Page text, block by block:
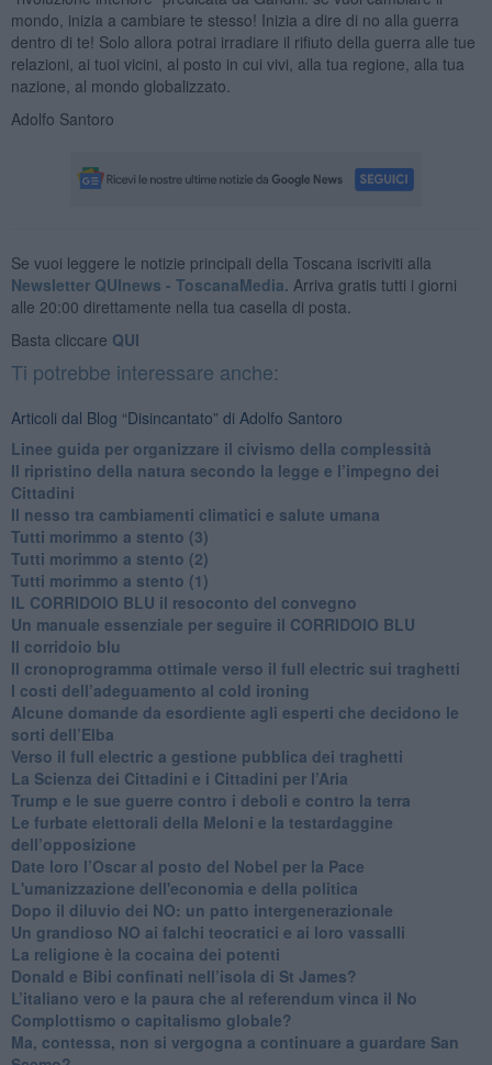
mondo, inizia a cambiare te stesso! Inizia a dire di no alla guerra
dentro di te! Solo allora potrai irradiare il rifiuto della guerra alle tue
relazioni, ai tuoi vicini, al posto in cui vivi, alla tua regione, alla tua
nazione, al mondo globalizzato.
Adolfo Santoro
Se vuoi leggere le notizie principali della Toscana iscriviti alla
Newsletter QUInews - ToscanaMedia. Arriva gratis tutti i giorni
alle 20:00 direttamente nella tua casella di posta.
Basta cliccare QUI
Ti potrebbe interessare anche:
Articoli dal Blog “Disincantato” di Adolfo Santoro
​Linee guida per organizzare il civismo della complessità
​Il ripristino della natura secondo la legge e l’impegno dei
Cittadini
Il nesso tra cambiamenti climatici e salute umana
Tutti morimmo a stento (3)
Tutti morimmo a stento (2)
​Tutti morimmo a stento (1)
IL CORRIDOIO BLU il resoconto del convegno
Un manuale essenziale per seguire il CORRIDOIO BLU
Il corridoio blu
​Il cronoprogramma ottimale verso il full electric sui traghetti
​I costi dell’adeguamento al cold ironing
Alcune domande da esordiente agli esperti che decidono le
sorti dell’Elba
Verso il full electric a gestione pubblica dei traghetti​
​La Scienza dei Cittadini e i Cittadini per l’Aria
Trump e le sue guerre contro i deboli e contro la terra
​Le furbate elettorali della Meloni e la testardaggine
dell’opposizione
​Date loro l’Oscar al posto del Nobel per la Pace
L'umanizzazione dell'economia e della politica
​Dopo il diluvio dei NO: un patto intergenerazionale
​Un grandioso NO ai falchi teocratici e ai loro vassalli
La religione è la cocaina dei potenti
Donald e Bibi confinati nell’isola di St James?
L’italiano vero e la paura che al referendum vinca il No
​Complottismo o capitalismo globale?
​Ma, contessa, non si vergogna a continuare a guardare San